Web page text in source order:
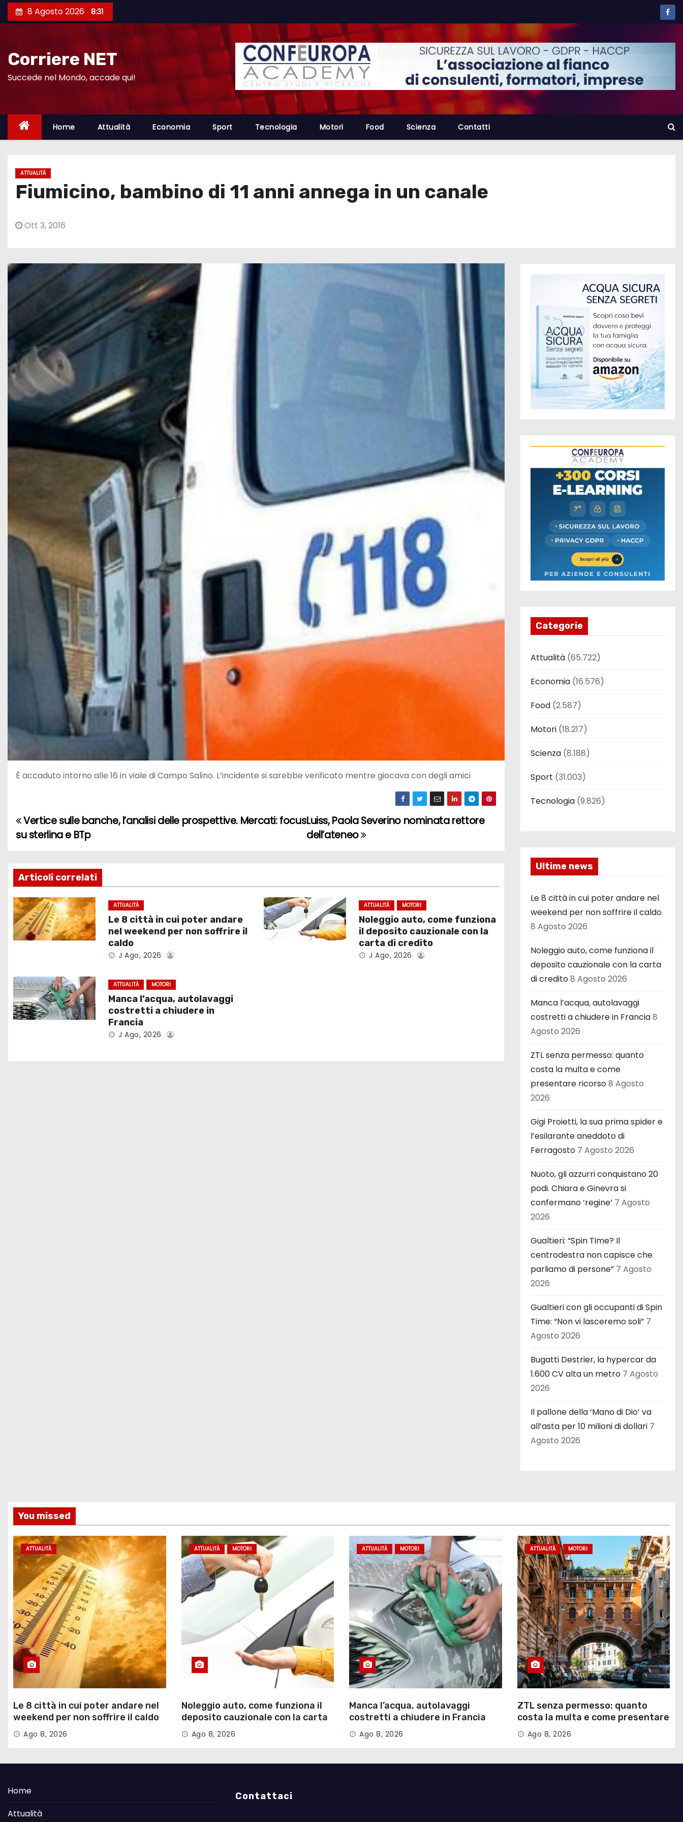
a
8 Agosto 2026 8:31
Corriere NET
Succede nel Mondo, accade qui!
Home Attualità Economia Sport Tecnologia Motori Food Scienza Contatti
ATTUALITÀ
Fiumicino, bambino di 11 anni annega in un canale
Ott 3, 2016
È accaduto intorno alle 16 in viale di Campo Salino. L’incidente si sarebbe verificato mentre giocava con degli amici
N
v
i
g
a
i
o
n
Luiss, Paola Severino nominata rettore
dell’ateneo
Vertice sulle banche, l’analisi delle prospettive. Mercati: focus
su sterlina e BTp
Articoli correlati
ATTUALITÀ
Le 8 città in cui poter andare
nel weekend per non soffrire il
caldo
J Ago, 2026
ATTUALITÀ MOTORI
Noleggio auto, come funziona
il deposito cauzionale con la
carta di credito
J Ago, 2026
ATTUALITÀ MOTORI
Manca l’acqua, autolavaggi
costretti a chiudere in
Francia
J Ago, 2026
Categorie
Attualità (65.722)
Economia (16.576)
Food (2.587)
Motori (18.217)
Scienza (8.188)
Sport (31.003)
Tecnologia (9.826)
Ultime news
Le 8 città in cui poter andare nel
weekend per non soffrire il caldo
8 Agosto 2026
Noleggio auto, come funziona il
deposito cauzionale con la carta
di credito8 Agosto 2026
Manca l’acqua, autolavaggi
costretti a chiudere in Francia8
Agosto 2026
ZTL senza permesso: quanto
costa la multa e come
presentare ricorso8 Agosto
2026
Gigi Proietti, la sua prima spider e
l’esilarante aneddoto di
Ferragosto 7 Agosto 2026
Nuoto, gli azzurri conquistano 20
podi. Chiara e Ginevra si
confermano ‘regine’ 7 Agosto
2026
Gualtieri: “Spin Time? Il
centrodestra non capisce che
parliamo di persone” 7 Agosto
2026
Gualtieri con gli occupanti di Spin
Time: “Non vi lasceremo soli” 7
Agosto 2026
Bugatti Destrier, la hypercar da
1.600 CV alta un metro 7 Agosto
2026
Il pallone della ‘Mano di Dio’ va
all’asta per 10 milioni di dollari 7
Agosto 2026
You missed
ATTUALITÀ
Le 8 città in cui poter andare nel
weekend per non soffrire il caldo
Ago 8, 2026
ATTUALITÀ MOTORI
Noleggio auto, come funziona il
deposito cauzionale con la carta
di credito
Ago 8, 2026
ATTUALITÀ MOTORI
Manca l’acqua, autolavaggi
costretti a chiudere in Francia
Ago 8, 2026
ATTUALITÀ MOTORI
ZTL senza permesso: quanto
costa la multa e come presentare
ricorso
Ago 8, 2026
Home
Attualità
Contattaci